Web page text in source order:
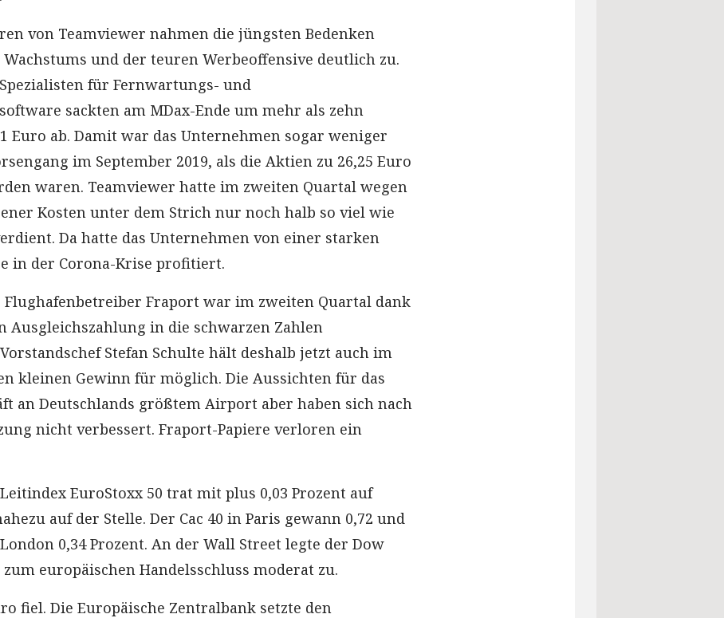
von Teamviewer nahmen die jüngsten Bedenken
und der teuren Werbeoffensive deutlich zu.
für Fernwartungs- und
sackten am MDax-Ende um mehr als zehn
Euro ab. Damit war das Unternehmen sogar weniger
im September 2019, als die Aktien zu 26,25 Euro
waren. Teamviewer hatte im zweiten Quartal wegen
Kosten unter dem Strich nur noch halb so viel wie
Da hatte das Unternehmen von einer starken
in der Corona-Krise profitiert.
Fraport war im zweiten Quartal dank
Ausgleichszahlung in die schwarzen Zahlen
Stefan Schulte hält deshalb jetzt auch im
kleinen Gewinn für möglich. Die Aussichten für das
an Deutschlands größtem Airport aber haben sich nach
nicht verbessert. Fraport-Papiere verloren ein
EuroStoxx 50 trat mit plus 0,03 Prozent auf
auf der Stelle. Der Cac 40 in Paris gewann 0,72 und
0,34 Prozent. An der Wall Street legte der Dow
europäischen Handelsschluss moderat zu.
fiel. Die Europäische Zentralbank setzte den